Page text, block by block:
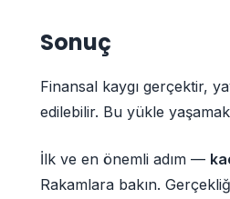
Sonuç
Finansal kaygı gerçektir,
edilebilir. Bu yükle
İlk ve en önemli adım —
Rakamlara bakın.